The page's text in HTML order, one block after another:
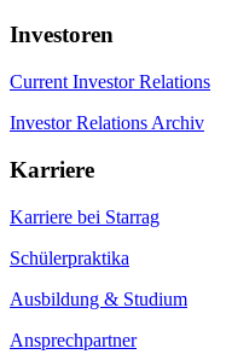
Investoren
Current Investor Relations
Investor Relations Archiv
Karriere
Karriere bei Starrag
Schülerpraktika
Ausbildung & Studium
Ansprechpartner